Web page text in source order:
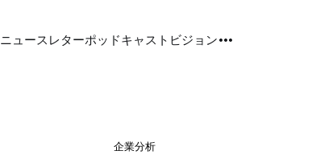
ニュースレターポッドキャスト ビジョン
企業分析